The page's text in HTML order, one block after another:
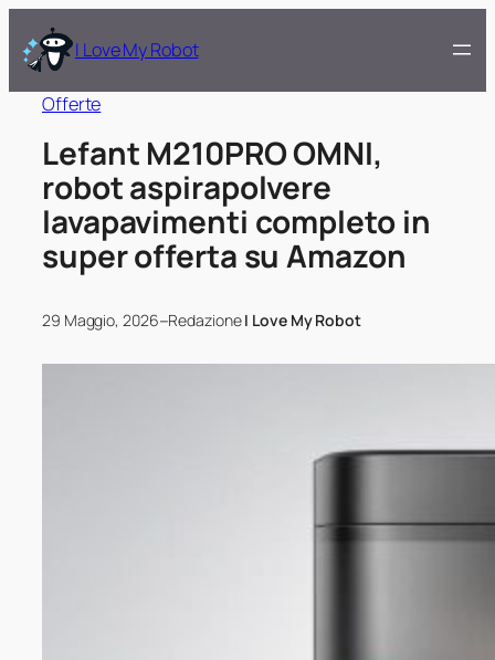
I Love My Robot
Offerte
Lefant M210PRO OMNI,
robot aspirapolvere
lavapavimenti completo in
super offerta su Amazon
29 Maggio, 2026–RedazioneI Love My Robot